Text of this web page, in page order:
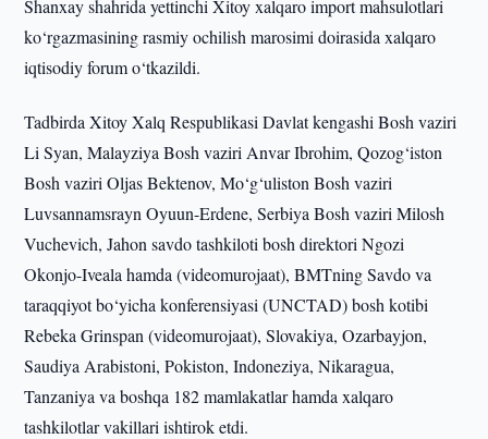
Shanxay shahrida yettinchi Xitoy xalqaro import mahsulotlari
ko‘rgazmasining rasmiy ochilish marosimi doirasida xalqaro
iqtisodiy forum o‘tkazildi.
Tadbirda Xitoy Xalq Respublikasi Davlat kengashi Bosh vaziri
Li Syan, Malayziya Bosh vaziri Anvar Ibrohim, Qozog‘iston
Bosh vaziri Oljas Bektenov, Mo‘g‘uliston Bosh vaziri
Luvsannamsrayn Oyuun-Erdene, Serbiya Bosh vaziri Milosh
Vuchevich, Jahon savdo tashkiloti bosh direktori Ngozi
Okonjo-Iveala hamda (videomurojaat), BMTning Savdo va
taraqqiyot bo‘yicha konferensiyasi (UNCTAD) bosh kotibi
Rebeka Grinspan (videomurojaat), Slovakiya, Ozarbayjon,
Saudiya Arabistoni, Pokiston, Indoneziya, Nikaragua,
Tanzaniya va boshqa 182 mamlakatlar hamda xalqaro
tashkilotlar vakillari ishtirok etdi.